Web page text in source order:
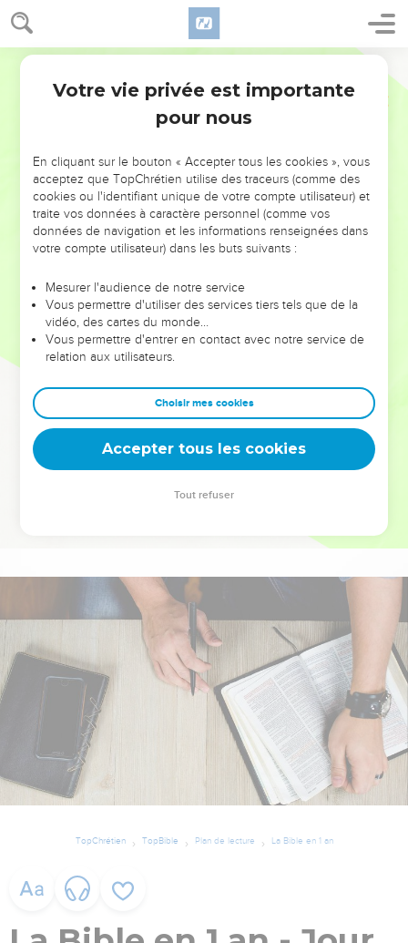
NE MANQUEZ PAS L’ÉVÉNEMENT
DE L’ANNÉE !
ET SI LEURS ERREURS POUVAIENT VOUS ÉVITER LES
VOTRES ?
leur foi ou leur vision. Mais on voit moins les doutes, les erreurs
et les saisons difficiles qu'ils ont traversés, alors même que ce
sont elles qui les ont façonnés.
Dans cette conférence, leaders, entrepreneurs, et responsables
clés pour avancer avec plus de sagesse afin que leurs erreurs
deviennent vos tremplins. Que vous guidiez un ministère, une
équipe, un groupe ou une famille, leur expérience est faite
TopChrétien TopBible Plan de lecture La Bible en 1 an
Votre vie privée est importante
pour nous
En cliquant sur le bouton « Accepter tous les cookies », vous
acceptez que TopChrétien utilise des traceurs (comme des
cookies ou l'identifiant unique de votre compte utilisateur) et
traite vos données à caractère personnel (comme vos
données de navigation et les informations renseignées dans
votre compte utilisateur) dans les buts suivants :
Mesurer l'audience de notre service
Vous permettre d'utiliser des services tiers tels que de la
vidéo, des cartes du monde…
Vous permettre d'entrer en contact avec notre service de
relation aux utilisateurs.
Choisir mes cookies
Accepter tous les cookies
Tout refuser